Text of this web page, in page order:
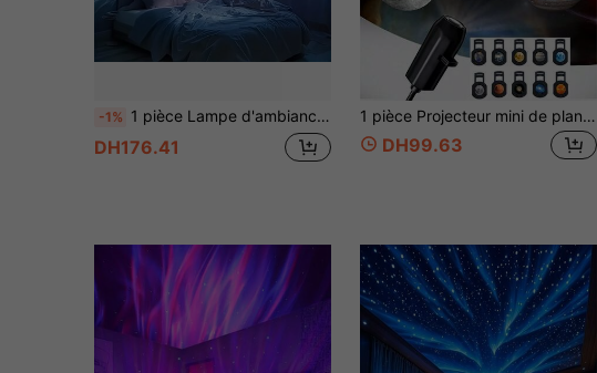
-1% 1 pièce Lampe d'ambiance à projection d'eau ondulée, alimentée par USB 3D avec écoulement d'eau dynamique, cadeau romantique rêveur, avec télécommande (pile incluse), convient pour la maison, la décoration de plafond, le camping, les mariages, lampe de projection magique, anniversaire, lumière d'ambiance romantique, décoration de mariage, lampe de projection moderne, lumière alimentée par USB, projecteur d'ambiance, pour les passionnés d'extérieur
DH176.41
1 pièce Projecteur mini de planète USB, lampe décorative rotative à 360°, crée une atmosphère enchantée, projecteur LED portable alimenté par USB, éclairage, lampe, éclairage de chambre, anniversaire, fête, éclairage de photographie, lumière, projecteur, étoiles dans le ciel nocturne, événement, convient pour la décoration murale et de plafond, chambre, pièce, décoration de pièce, crée une atmosphère romantique étoilée LED,
DH99.63